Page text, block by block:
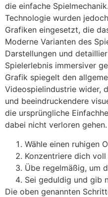
die einfache
Technologie wurden
Grafiken eingesetzt, die
Moderne Varianten des
Darstellungen und
Spielerlebnis immersiver
Grafik spiegelt den
Videospielindustrie wider,
und beeindruckendere
die ursprüngliche
dabei nicht verloren gehen.
Wähle einen ruhigen
Konzentriere dich
Übe regelmäßig, um
Sei geduldig und gib
Die oben genannten